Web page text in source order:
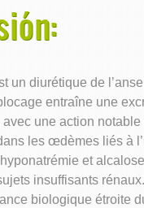
diurétique de
entraîne une
une action
les œdèmes liés à
et
insuffisants
biologique étroite